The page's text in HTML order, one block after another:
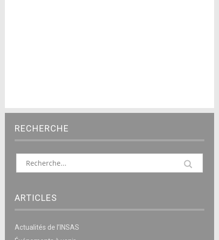
RECHERCHE
ARTICLES
Actualités de l’INSAS